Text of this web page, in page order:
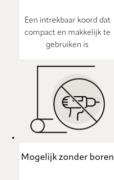
Een intrekbaar koord dat
compact en makkelijk te
gebruiken is
Mogelijk zonder boren